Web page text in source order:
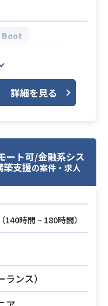
境構築経験（Linu
知識）2年以上
用経験2年以上
るシステム開発経
等の作業量が多
務を進められる方
領域のキャッチア
ない方
Boot
のECサイトにお
開発を実施して頂
ン/オイル）
ンスタンドで販売
らのアサインと
）での設計/実
経験
詳細を見る
ート可/金融系シス
築支援の案件・求人
（140時間 ~ 180時間）
ンス）